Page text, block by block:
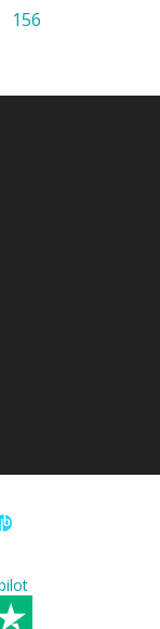
156